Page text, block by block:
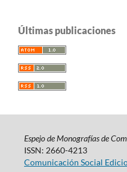
Últimas publicaciones
Espejo de Monografías de
ISSN: 2660-4213
Comunicación Social